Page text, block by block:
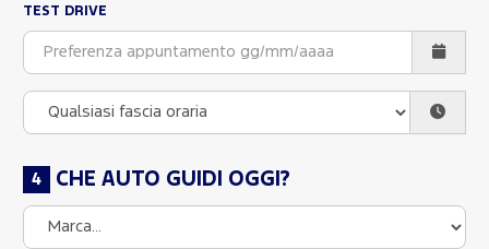
TEST DRIVE
CHE AUTO GUIDI OGGI?